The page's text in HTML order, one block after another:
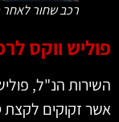
רכב שחור לאחר
ווקס
הנ"ל, פוליש
זקוקים לקצת